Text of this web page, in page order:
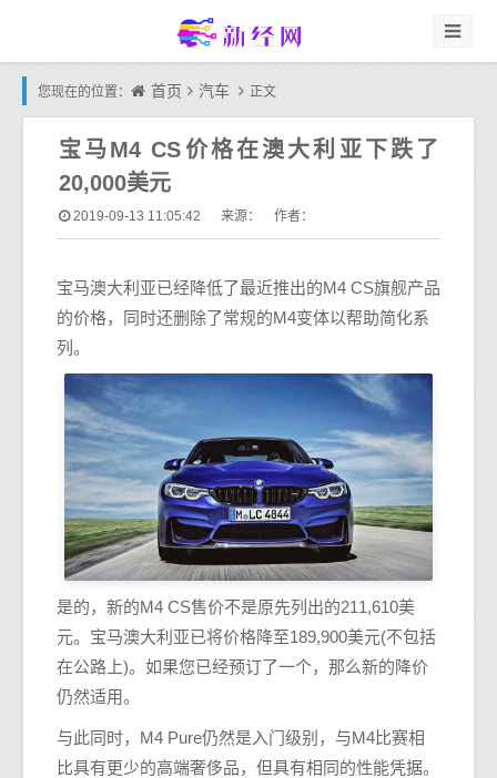
您现在的位置： 首页 汽车 正文
宝马M4 CS价格在澳大利亚下跌了
20,000美元
2019-09-13 11:05:42 来源： 作者：
宝马澳大利亚已经降低了最近推出的M4 CS旗舰产品
的价格，同时还删除了常规的M4变体以帮助简化系
列。
是的，新的M4 CS售价不是原先列出的211,610美
元。宝马澳大利亚已将价格降至189,900美元(不包括
在公路上)。如果您已经预订了一个，那么新的降价
仍然适用。
与此同时，M4 Pure仍然是入门级别，与M4比赛相
比具有更少的高端奢侈品，但具有相同的性能凭据。